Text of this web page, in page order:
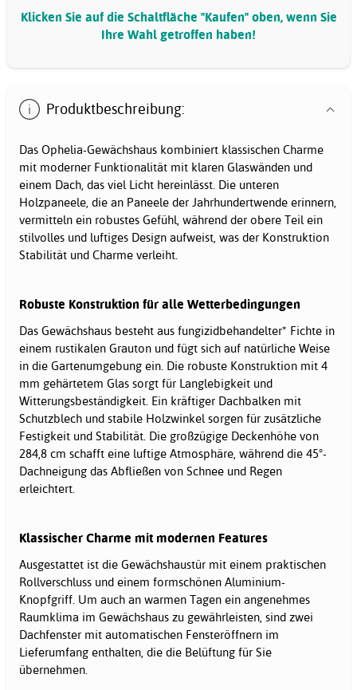
Klicken Sie auf die Schaltfläche "Kaufen" oben, wenn Sie
Ihre Wahl getroffen haben!
Produktbeschreibung:
Das Ophelia-Gewächshaus kombiniert klassischen Charme
mit moderner Funktionalität mit klaren Glaswänden und
einem Dach, das viel Licht hereinlässt. Die unteren
Holzpaneele, die an Paneele der Jahrhundertwende erinnern,
vermitteln ein robustes Gefühl, während der obere Teil ein
stilvolles und luftiges Design aufweist, was der Konstruktion
Stabilität und Charme verleiht.
Robuste Konstruktion für alle Wetterbedingungen
Das Gewächshaus besteht aus fungizidbehandelter* Fichte in
einem rustikalen Grauton und fügt sich auf natürliche Weise
in die Gartenumgebung ein. Die robuste Konstruktion mit 4
mm gehärtetem Glas sorgt für Langlebigkeit und
Witterungsbeständigkeit. Ein kräftiger Dachbalken mit
Schutzblech und stabile Holzwinkel sorgen für zusätzliche
Festigkeit und Stabilität. Die großzügige Deckenhöhe von
284,8 cm schafft eine luftige Atmosphäre, während die 45°-
Dachneigung das Abfließen von Schnee und Regen
erleichtert.
Klassischer Charme mit modernen Features
Ausgestattet ist die Gewächshaustür mit einem praktischen
Rollverschluss und einem formschönen Aluminium-
Knopfgriff. Um auch an warmen Tagen ein angenehmes
Raumklima im Gewächshaus zu gewährleisten, sind zwei
Dachfenster mit automatischen Fensteröffnern im
Lieferumfang enthalten, die die Belüftung für Sie
übernehmen.